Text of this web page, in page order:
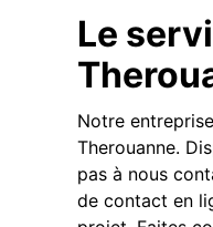
Le
Notre
Therouanne.
pas à nous
de contact en